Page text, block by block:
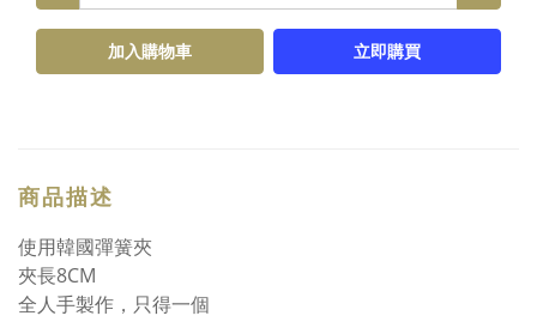
加入購物車 立即購買
商品描述
使用韓國彈簧夾
夾長8CM
全人手製作，只得一個